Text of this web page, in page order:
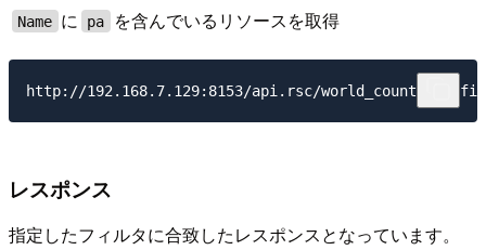
Name に pa を含んでいるリソースを取得
レスポンス
指定したフィルタに合致したレスポンスとなっています。